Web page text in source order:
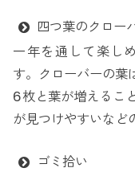
四つ葉のクロー
一年を通して楽し
す。クローバーの葉
6枚と葉が増えるこ
が見つけやすいなど
ゴミ拾い